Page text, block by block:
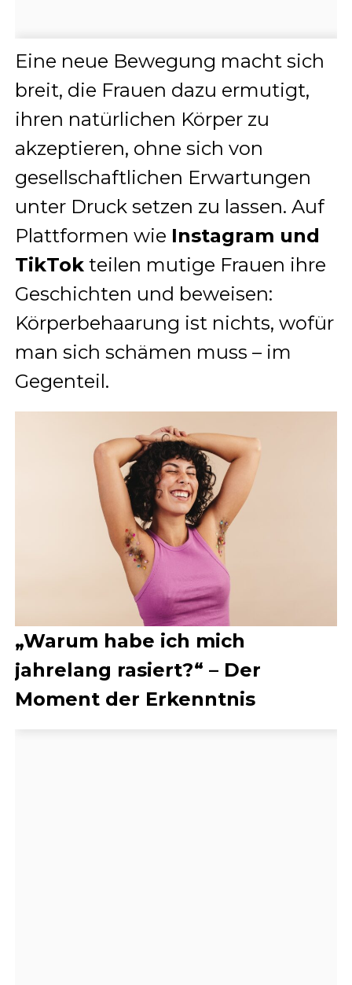
Eine neue Bewegung macht sich
breit, die Frauen dazu ermutigt,
ihren natürlichen Körper zu
akzeptieren, ohne sich von
gesellschaftlichen Erwartungen
unter Druck setzen zu lassen. Auf
Plattformen wie Instagram und
TikTokteilen mutige Frauen ihre
Geschichten und beweisen:
Körperbehaarung ist nichts, wofür
man sich schämen muss – im
Gegenteil.
„Warum habe ich mich
jahrelang rasiert?“ – Der
Moment der Erkenntnis